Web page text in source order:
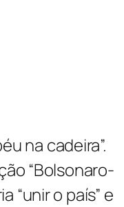
na cadeira”.
“Bolsonaro-
“unir o país” e